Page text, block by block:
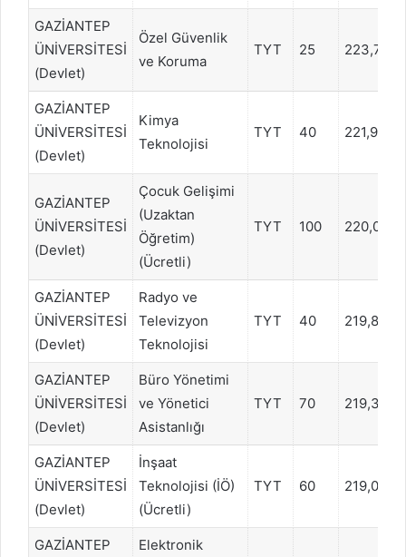
GAZİANTEP
ÜNİVERSİTESİ
(Devlet)
Özel Güvenlik
ve Koruma
TYT 25
GAZİANTEP
ÜNİVERSİTESİ
(Devlet)
Kimya
Teknolojisi
TYT 40
GAZİANTEP
ÜNİVERSİTESİ
(Devlet)
Çocuk Gelişimi
(Uzaktan
Öğretim)
(Ücretli)
TYT 100
GAZİANTEP
ÜNİVERSİTESİ
(Devlet)
Radyo ve
Televizyon
Teknolojisi
TYT 40
GAZİANTEP
ÜNİVERSİTESİ
(Devlet)
Büro Yönetimi
ve Yönetici
Asistanlığı
TYT 70
GAZİANTEP
ÜNİVERSİTESİ
(Devlet)
İnşaat
Teknolojisi (İÖ)
(Ücretli)
TYT 60
GAZİANTEP
Elektronik